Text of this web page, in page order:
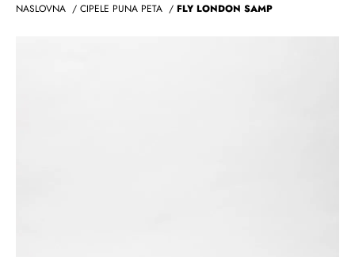
NASLOVNA / CIPELE PUNA PETA / FLY LONDON SAMP